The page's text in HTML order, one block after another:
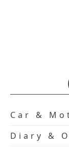
Car &
Diary &